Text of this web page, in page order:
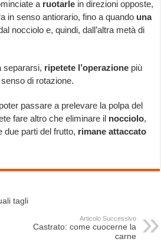
a ruotarle in direzioni opposte,
in senso antiorario, fino a quando una
nocciolo e, quindi, dall’altra metà di
separarsi, ripetete l’operazione più
di rotazione.
passare a prelevare la polpa del
fare altro che eliminare il nocciolo,
due parti del frutto, rimane attaccato
tagli
Articolo Successivo
Castrato: come cuocerne la
carne